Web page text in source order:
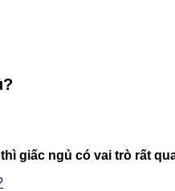
giấc ngủ có vai trò rất